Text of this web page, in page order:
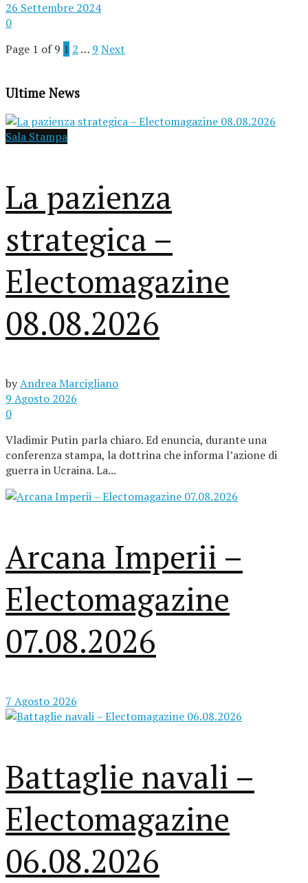
26 Settembre 2024
0
Page 1 of 9 1 2 … 9 Next
Ultime News
Sala Stampa
La pazienza
strategica –
Electomagazine
08.08.2026
byAndrea Marcigliano
9 Agosto 2026
0
Vladimir Putin parla chiaro. Ed enuncia, durante una
conferenza stampa, la dottrina che informa l’azione di
guerra in Ucraina. La...
Arcana Imperii –
Electomagazine
07.08.2026
7 Agosto 2026
Battaglie navali –
Electomagazine
06.08.2026